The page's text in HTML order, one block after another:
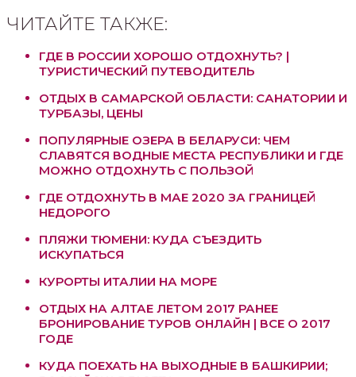
ЧИТАЙТЕ ТАКЖЕ:
ГДЕ В РОССИИ ХОРОШО ОТДОХНУТЬ? |
ТУРИСТИЧЕСКИЙ ПУТЕВОДИТЕЛЬ
ОТДЫХ В САМАРСКОЙ ОБЛАСТИ: САНАТОРИИ И
ТУРБАЗЫ, ЦЕНЫ
ПОПУЛЯРНЫЕ ОЗЕРА В БЕЛАРУСИ: ЧЕМ
СЛАВЯТСЯ ВОДНЫЕ МЕСТА РЕСПУБЛИКИ И ГДЕ
МОЖНО ОТДОХНУТЬ С ПОЛЬЗОЙ
ГДЕ ОТДОХНУТЬ В МАЕ 2020 ЗА ГРАНИЦЕЙ
НЕДОРОГО
ПЛЯЖИ ТЮМЕНИ: КУДА СЪЕЗДИТЬ
ИСКУПАТЬСЯ
КУРОРТЫ ИТАЛИИ НА МОРЕ
ОТДЫХ НА АЛТАЕ ЛЕТОМ 2017 РАНЕЕ
БРОНИРОВАНИЕ ТУРОВ ОНЛАЙН | ВСЕ О 2017
ГОДЕ
КУДА ПОЕХАТЬ НА ВЫХОДНЫЕ В БАШКИРИИ;